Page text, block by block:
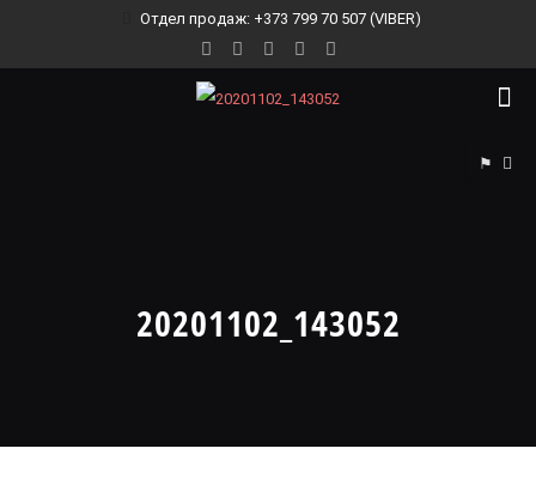
Отдел продаж: +373 799 70 507 (VIBER)
⚑
20201102_143052